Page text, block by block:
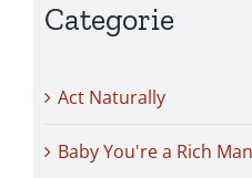
Categorie
Act Naturally
Baby You're a Rich Man